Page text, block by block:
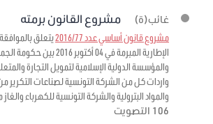
غائب(ة) مشروع القانون برمته
مشروع قانون أساسي عدد 2016/77
يتعلق
الإطارية المبرمة في 04 أكتوبر
والمؤسسة الدولية الإسلامية لتمويل التجارة
واردات كل من الشركة التونسية لصناعات التكرير
والمواد البترولية والشركة التونسية للكهرباء
106 التصويت